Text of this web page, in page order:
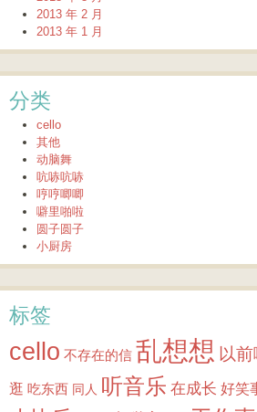
2013 年 2 月
2013 年 1 月
分类
cello
其他
动脑舞
吭哧吭哧
哼哼唧唧
噼里啪啦
圆子圆子
小厨房
标签
cello 不存在的信 乱想想 以前
逛 吃东西 同人 听音乐 在成长 好笑